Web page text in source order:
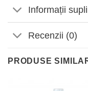
Informații
Recenzii (0)
PRODUSE